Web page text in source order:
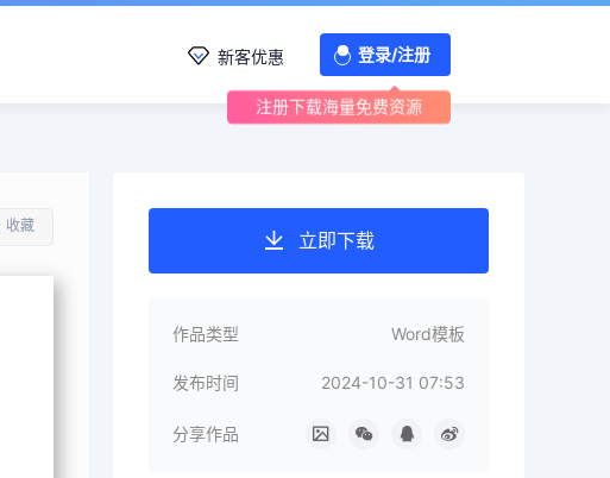
新客优惠 登录/注册
注册下载海量免费资源
收藏
立即下载
作品类型 Word模板
发布时间 2024-10-31 07:53
分享作品